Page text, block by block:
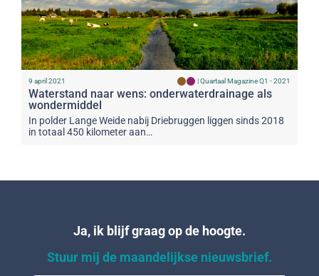
9 april 2021 |Quartaal Magazine Q1 - 2021
Waterstand naar wens: onderwaterdrainage als
wondermiddel
In polder Lange Weide nabij Driebruggen liggen sinds 2018
in totaal 450 kilometer aan…
Ja, ik blijf graag op de hoogte.
Stuur mij de maandelijkse nieuwsbrief.